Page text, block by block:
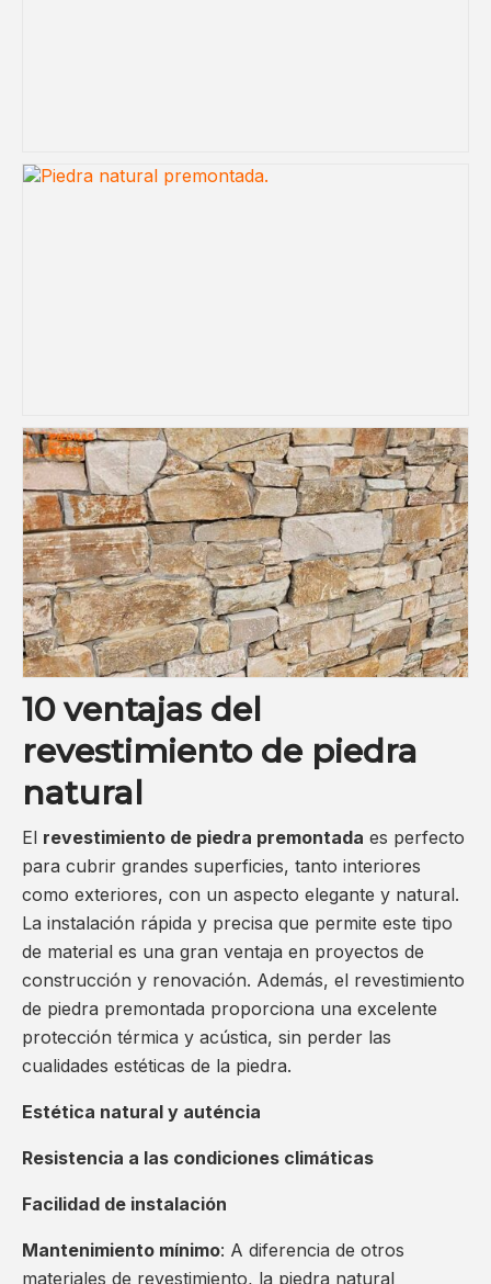
10 ventajas del
revestimiento de piedra
natural
El revestimiento de piedra premontada es perfecto
para cubrir grandes superficies, tanto interiores
como exteriores, con un aspecto elegante y natural.
La instalación rápida y precisa que permite este tipo
de material es una gran ventaja en proyectos de
construcción y renovación. Además, el revestimiento
de piedra premontada proporciona una excelente
protección térmica y acústica, sin perder las
cualidades estéticas de la piedra.
Estética natural y auténcia
Resistencia a las condiciones climáticas
Facilidad de instalación
Mantenimiento mínimo: A diferencia de otros
materiales de revestimiento, la piedra natural